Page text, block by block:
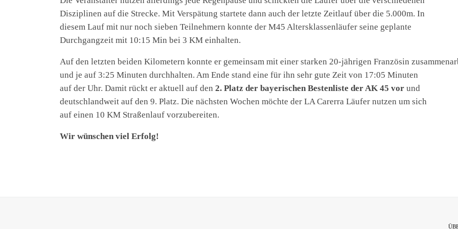
Disziplinen auf die Strecke. Mit Verspätung startete dann auch der letzte Zeitlauf über die 5.000m. In
diesem Lauf mit nur noch sieben Teilnehmern konnte der M45 Altersklassenläufer seine geplante
Durchgangzeit mit 10:15 Min bei 3 KM einhalten.
Auf den letzten beiden Kilometern konnte er gemeinsam mit einer starken 20-jährigen Französin
und je auf 3:25 Minuten durchhalten. Am Ende stand eine für ihn sehr gute Zeit von 17:05 Minuten
auf der Uhr. Damit rückt er aktuell auf den 2. Platz der bayerischen Bestenliste der AK 45 vor und
deutschlandweit auf den 9. Platz. Die nächsten Wochen möchte der LA Carerra Läufer nutzen um sich
auf einen 10 KM Straßenlauf vorzubereiten.
Wir wünschen viel Erfolg!